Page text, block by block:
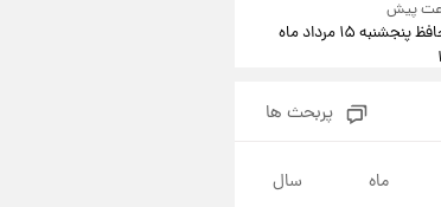
فال حافظ پنجشنبه ۱۵ مرداد ماه
فال قهوه روزانه پنجشنبه ۱۵ مرداد
پربحث ها
ماه سال